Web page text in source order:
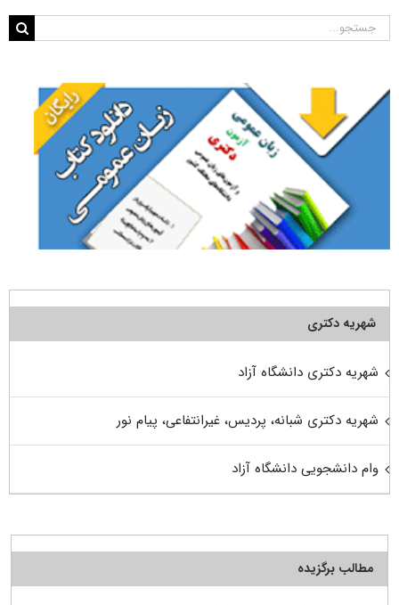
جستجو
شهریه دکتری
شهریه دکتری دانشگاه آزاد
شهریه دکتری شبانه، پردیس، غیرانتفاعی، پیام نور
وام دانشجویی دانشگاه آزاد
مطالب برگزیده